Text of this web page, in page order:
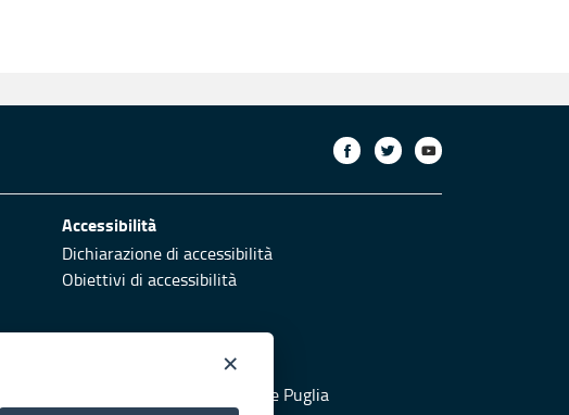
Accessibilità
Dichiarazione di accessibilità
Obiettivi di accessibilità
Vai al sito di Protezione Civile Puglia
×